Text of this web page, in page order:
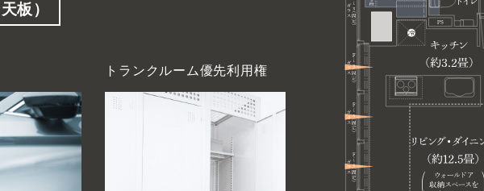
板）
トランクルーム優先利用権